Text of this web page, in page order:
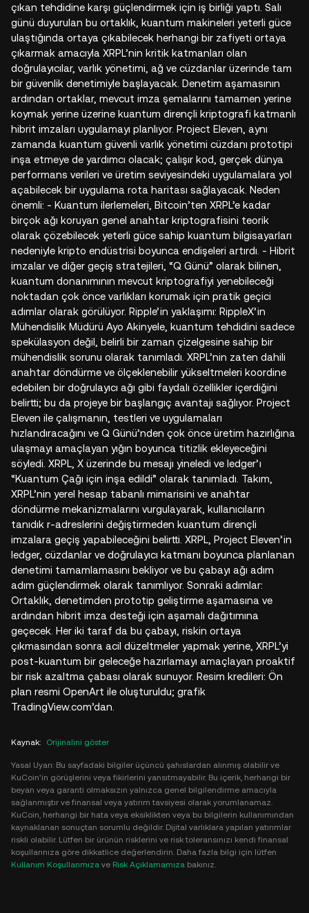
çıkan tehdidine karşı güçlendirmek için iş birliği yaptı. Salı
günü duyurulan bu ortaklık, kuantum makineleri yeterli güce
ulaştığında ortaya çıkabilecek herhangi bir zafiyeti ortaya
çıkarmak amacıyla XRPL’nin kritik katmanları olan
doğrulayıcılar, varlık yönetimi, ağ ve cüzdanlar üzerinde tam
bir güvenlik denetimiyle başlayacak. Denetim aşamasının
ardından ortaklar, mevcut imza şemalarını tamamen yerine
koymak yerine üzerine kuantum dirençli kriptografi katmanlı
hibrit imzaları uygulamayı planlıyor. Project Eleven, aynı
zamanda kuantum güvenli varlık yönetimi cüzdanı prototipi
inşa etmeye de yardımcı olacak; çalışır kod, gerçek dünya
performans verileri ve üretim seviyesindeki uygulamalara yol
açabilecek bir uygulama rota haritası sağlayacak. Neden
önemli: - Kuantum ilerlemeleri, Bitcoin’ten XRPL’e kadar
birçok ağı koruyan genel anahtar kriptografisini teorik
olarak çözebilecek yeterli güce sahip kuantum bilgisayarları
nedeniyle kripto endüstrisi boyunca endişeleri artırdı. - Hibrit
imzalar ve diğer geçiş stratejileri, “Q Günü” olarak bilinen,
kuantum donanımının mevcut kriptografiyi yenebileceği
noktadan çok önce varlıkları korumak için pratik geçici
adımlar olarak görülüyor. Ripple’in yaklaşımı: RippleX’in
Mühendislik Müdürü Ayo Akinyele, kuantum tehdidini sadece
spekülasyon değil, belirli bir zaman çizelgesine sahip bir
mühendislik sorunu olarak tanımladı. XRPL’nin zaten dahili
anahtar döndürme ve ölçeklenebilir yükseltmeleri koordine
edebilen bir doğrulayıcı ağı gibi faydalı özellikler içerdiğini
belirtti; bu da projeye bir başlangıç avantajı sağlıyor. Project
Eleven ile çalışmanın, testleri ve uygulamaları
hızlandıracağını ve Q Günü’nden çok önce üretim hazırlığına
ulaşmayı amaçlayan yığın boyunca titizlik ekleyeceğini
söyledi. XRPL, X üzerinde bu mesajı yineledi ve ledger’ı
“Kuantum Çağı için inşa edildi” olarak tanımladı. Takım,
XRPL’nin yerel hesap tabanlı mimarisini ve anahtar
döndürme mekanizmalarını vurgulayarak, kullanıcıların
tanıdık r-adreslerini değiştirmeden kuantum dirençli
imzalara geçiş yapabileceğini belirtti. XRPL, Project Eleven’in
ledger, cüzdanlar ve doğrulayıcı katmanı boyunca planlanan
denetimi tamamlamasını bekliyor ve bu çabayı ağı adım
adım güçlendirmek olarak tanımlıyor. Sonraki adımlar:
Ortaklık, denetimden prototip geliştirme aşamasına ve
ardından hibrit imza desteği için aşamalı dağıtımına
geçecek. Her iki taraf da bu çabayı, riskin ortaya
çıkmasından sonra acil düzeltmeler yapmak yerine, XRPL’yi
post-kuantum bir geleceğe hazırlamayı amaçlayan proaktif
bir risk azaltma çabası olarak sunuyor. Resim kredileri: Ön
plan resmi OpenArt ile oluşturuldu; grafik
TradingView.com’dan.
Kaynak: Orijinalini göster
Yasal Uyarı: Bu sayfadaki bilgiler üçüncü şahıslardan alınmış olabilir ve
KuCoin'in görüşlerini veya fikirlerini yansıtmayabilir. Bu içerik, herhangi bir
beyan veya garanti olmaksızın yalnızca genel bilgilendirme amacıyla
sağlanmıştır ve finansal veya yatırım tavsiyesi olarak yorumlanamaz.
KuCoin, herhangi bir hata veya eksiklikten veya bu bilgilerin kullanımından
kaynaklanan sonuçtan sorumlu değildir. Dijital varlıklara yapılan yatırımlar
riskli olabilir. Lütfen bir ürünün risklerini ve risk toleransınızı kendi finansal
koşullarınıza göre dikkatlice değerlendirin. Daha fazla bilgi için lütfen
Kullanım Koşullarımıza ve Risk Açıklamamıza bakınız.